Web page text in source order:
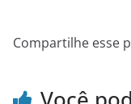
Compartilhe esse